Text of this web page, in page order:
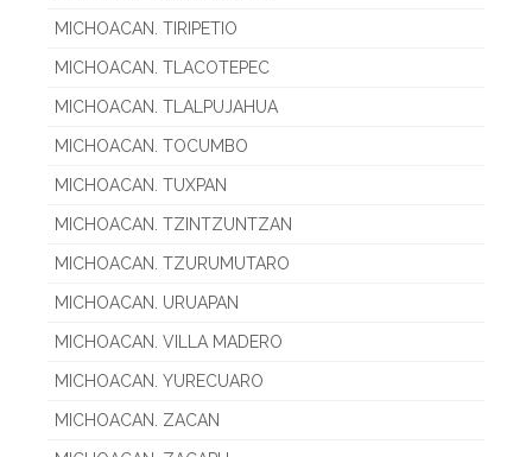
MICHOACAN. TIRIPETIO
MICHOACAN. TLACOTEPEC
MICHOACAN. TLALPUJAHUA
MICHOACAN. TOCUMBO
MICHOACAN. TUXPAN
MICHOACAN. TZINTZUNTZAN
MICHOACAN. TZURUMUTARO
MICHOACAN. URUAPAN
MICHOACAN. VILLA MADERO
MICHOACAN. YURECUARO
MICHOACAN. ZACAN